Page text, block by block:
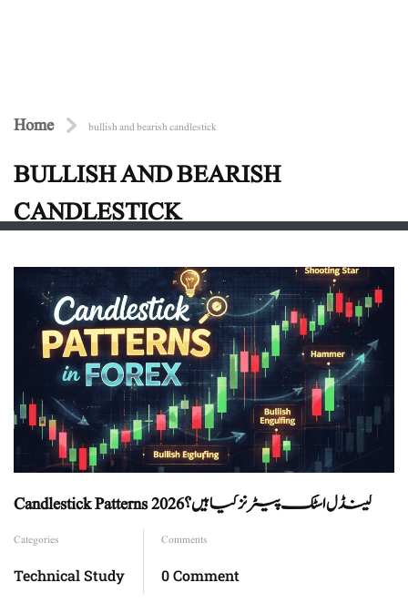
Home bullish and bearish candlestick
BULLISH AND BEARISH
CANDLESTICK
Candlestick Patterns کینڈل اسٹک پیٹرنز کیا ہیں؟ 2026
Categories
Technical Study
Comments
0 Comment